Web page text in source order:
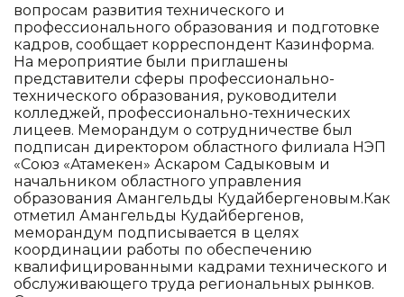
вопросам развития технического и
профессионального образования и подготовке
кадров, сообщает корреспондент Казинформа.
На мероприятие были приглашены
представители сферы профессионально-
технического образования, руководители
колледжей, профессионально-технических
лицеев. Меморандум о сотрудничестве был
подписан директором областного филиала НЭП
«Союз «Атамекен» Аскаром Садыковым и
начальником областного управления
образования Амангельды Кудайбергеновым.Как
отметил Амангельды Кудайбергенов,
меморандум подписывается в целях
координации работы по обеспечению
квалифицированными кадрами технического и
обслуживающего труда региональных рынков.